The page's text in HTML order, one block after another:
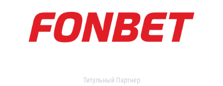
Титульный Партнер